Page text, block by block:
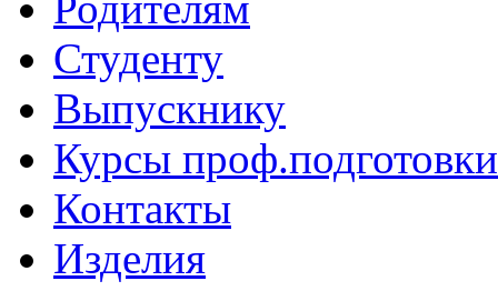
Студенту
Выпускнику
Курсы проф.подготовки
Контакты
Изделия